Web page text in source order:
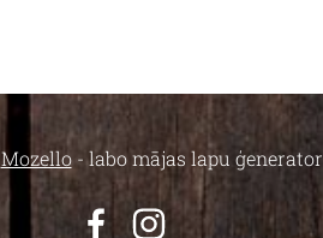
Mozello- labo mājas lapu